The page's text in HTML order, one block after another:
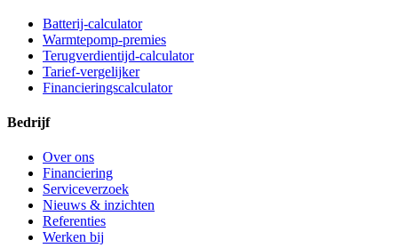
Batterij-calculator
Warmtepomp-premies
Terugverdientijd-calculator
Tarief-vergelijker
Financieringscalculator
Bedrijf
Over ons
Financiering
Serviceverzoek
Nieuws & inzichten
Referenties
Werken bij